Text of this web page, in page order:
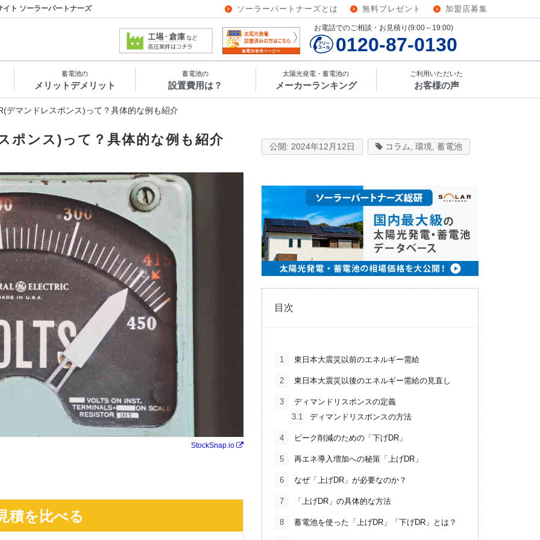
ト ソーラーパートナーズ ソーラーパートナーズとは 無料プレゼント 加盟店募集
お電話でのご相談・お見積り(9:00～19:00)
0120-87-0130
蓄電池の
メリットデメリット
蓄電池の
設置費用は？
太陽光発電・蓄電池の
メーカーランキング
ご利用いただいた
お客様の声
デマンドレスポンス)って？具体的な例も紹介
ポンス)って？具体的な例も紹介
StockSnap.io
積を比べる
2024年12月12日 コラム 環境 蓄電池
目次
1 東日本大震災以前のエネルギー需給
2 東日本大震災以後のエネルギー需給の見直し
3
ディマンドリスポンスの定義
3.1
ディマンドリスポンスの方法
4 ピーク削減のための「下げDR」
5 再エネ導入増加への秘策「上げDR」
6 なぜ「上げDR」が必要なのか？
7 「上げDR」の具体的な方法
8 蓄電池を使った「上げDR」「下げDR」とは？